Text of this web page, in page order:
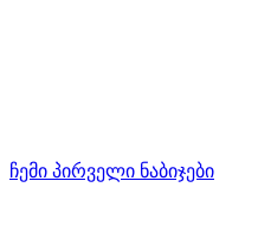
ჩემი პირველი ნაბიჯები